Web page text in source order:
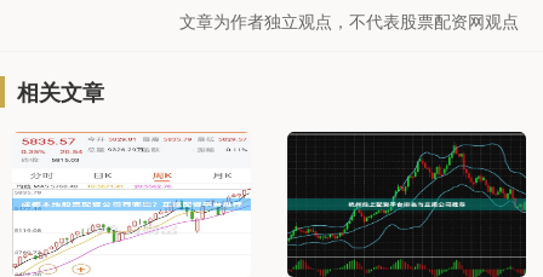
文章为作者独立观点，不代表股票配资网观点
相关文章